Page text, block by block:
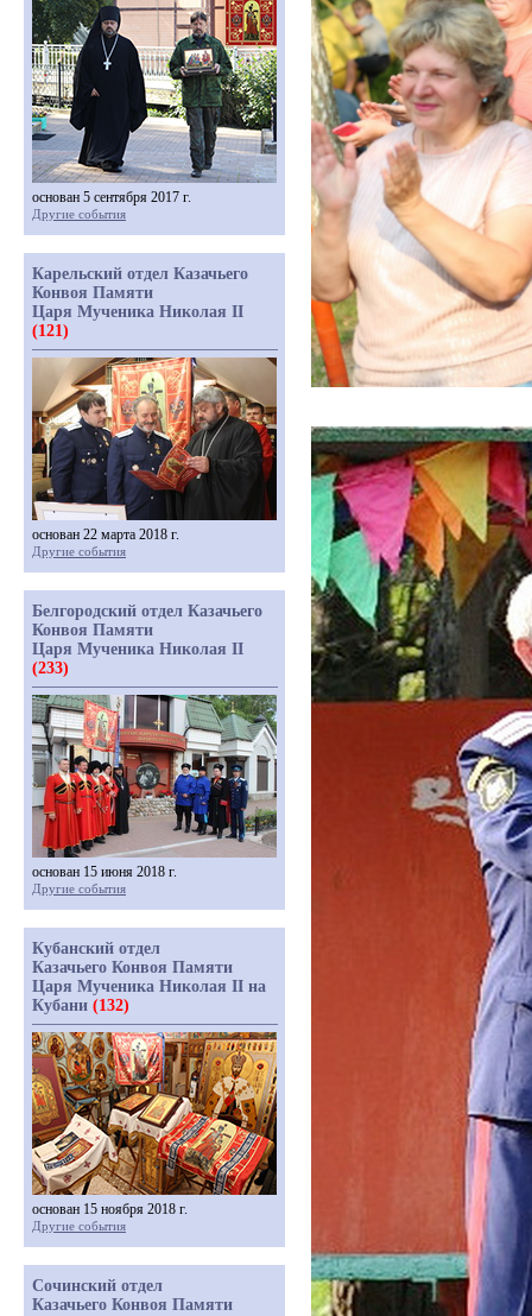
основан 5 сентября 2017 г.
Другие события
Карельский отдел Казачьего
Конвоя Памяти
Царя Мученика Николая II
(121)
основан 22 марта 2018 г.
Другие события
Белгородский отдел Казачьего
Конвоя Памяти
Царя Мученика Николая II
(233)
основан 15 июня 2018 г.
Другие события
Кубанский отдел
Казачьего Конвоя Памяти
Царя Мученика Николая II на
Кубани (132)
основан 15 ноября 2018 г.
Другие события
Сочинский отдел
Казачьего Конвоя Памяти